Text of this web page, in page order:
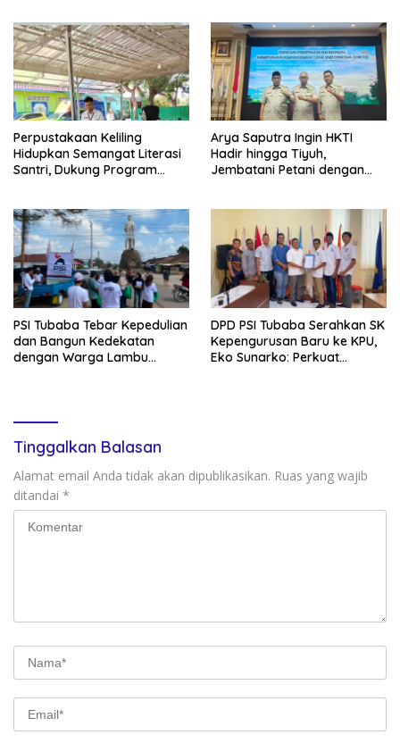
Perpustakaan Keliling
Hidupkan Semangat Literasi
Santri, Dukung Program
Arya Saputra Ingin HKTI
Hadir hingga Tiyuh,
Jembatani Petani dengan
PSI Tubaba Tebar Kepedulian
dan Bangun Kedekatan
dengan Warga Lambu
DPD PSI Tubaba Serahkan SK
Kepengurusan Baru ke KPU,
Eko Sunarko: Perkuat
Tinggalkan Balasan
Alamat email Anda tidak akan dipublikasikan. Ruas yang wajib
ditandai *